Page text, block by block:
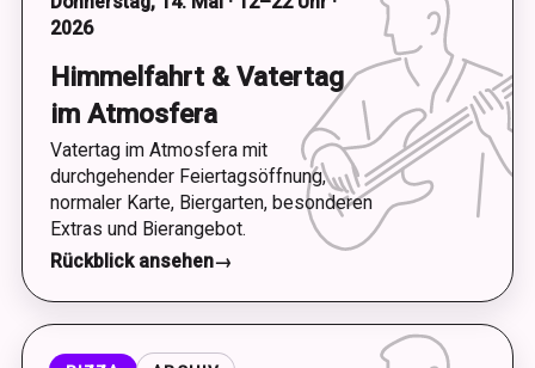
2026
Himmelfahrt & Vatertag
im Atmosfera
Vatertag im Atmosfera mit
durchgehender Feiertagsöffnung,
normaler Karte, Biergarten, besonderen
Extras und Bierangebot.
Rückblick ansehen→